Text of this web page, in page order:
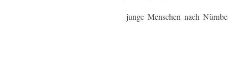
deswegen ziehen so viele junge Menschen nach